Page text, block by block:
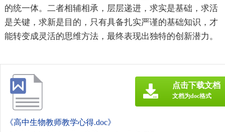
的统一体。二者相辅相承，层层递进，求实是基础，求活
是关键，求新是目的，只有具备扎实严谨的基础知识，才
能转变成灵活的思维方法，最终表现出独特的创新潜力。
《高中生物教师教学心得.doc》
点击下载文档
文档为doc格式